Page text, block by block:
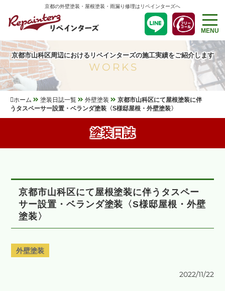
京都の外壁塗装・屋根塗装・雨漏り修理はリペインターズへ
MENU
京都市山科区周辺におけるリペインターズの施工実績をご紹介します
WORKS
ホーム 塗装日誌一覧 外壁塗装
京都市山科区にて屋根塗装に伴
うタスペーサー設置・ベランダ塗装〈S様邸屋根・外壁塗装〉
塗装日誌
京都市山科区にて屋根塗装に伴うタスペー
サー設置・ベランダ塗装〈S様邸屋根・外壁
塗装〉
外壁塗装
2022/11/22